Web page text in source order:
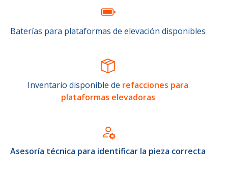
Baterías para plataformas de elevación disponibles
Inventario disponible de refacciones para
plataformas elevadoras
Asesoría técnica para identificar la pieza correcta